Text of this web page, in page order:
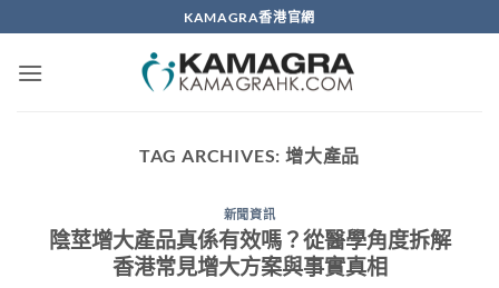
to
content
KAMAGRA香港官網
TAG ARCHIVES: 增大產品
新聞資訊
陰莖增大產品真係有效嗎？從醫學角度拆解
香港常見增大方案與事實真相